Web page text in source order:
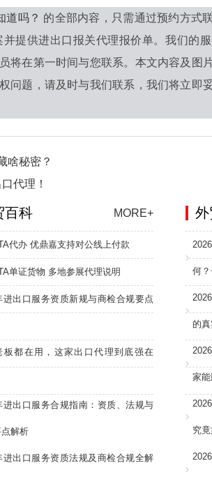
道吗？ 的全部内容，只需通过预约方式
提供进出口报关代理报价单。我们的
将在第一时间与您联系。本文内容及图
问题，请及时与我们联系，我们将立即
啥秘密？
代理！
外
何
的
家
究
百科 MORE+
代办 优鼎嘉支持对公线上付款
单证货物 多地参展代理说明
进出口服务资质新规与商检合规要点
板都在用，这家出口代理到底强在
进出口服务合规指南：资质、法规与
解析
进出口服务资质法规及商检合规全解